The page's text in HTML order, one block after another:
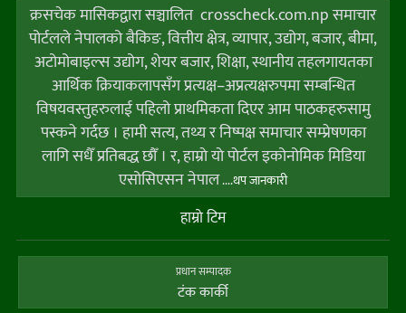
क्रसचेक मासिकद्वारा सञ्चालित crosscheck.com.np समाचार
पोर्टलले नेपालको बैकिङ, वित्तीय क्षेत्र, व्यापार, उद्योग, बजार, बीमा,
अटोमोबाइल्स उद्योग, शेयर बजार, शिक्षा, स्थानीय तहलगायतका
आर्थिक क्रियाकलापसँग प्रत्यक्ष–अप्रत्यक्षरुपमा सम्बन्धित
विषयवस्तुहरुलाई पहिलो प्राथमिकता दिएर आम पाठकहरुसामु
पस्कने गर्दछ । हामी सत्य, तथ्य र निष्पक्ष समाचार सम्प्रेषणका
लागि सधैँ प्रतिबद्ध छौँ । र, हाम्राे याे पाेर्टल इकोनोमिक मिडिया
एसोसिएसन नेपाल....थप जानकारी
हाम्राे टिम
प्रधान सम्पादक
टंक कार्की